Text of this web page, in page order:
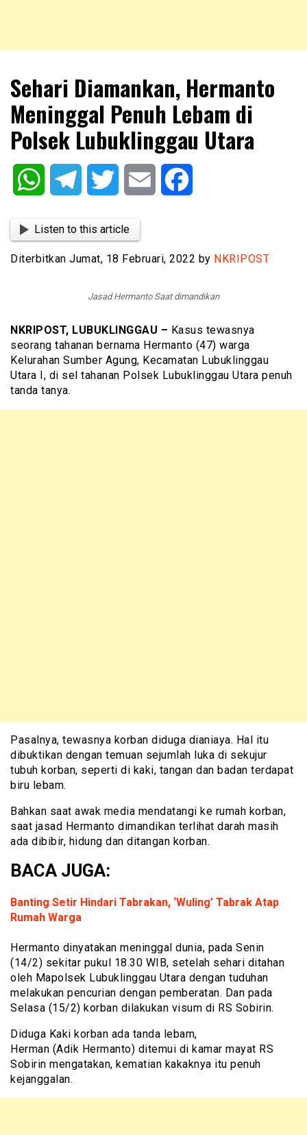
NKRIPOST
Sehari Diamankan, Hermanto
Meninggal Penuh Lebam di
Polsek Lubuklinggau Utara
WhatsAppTelegram Twitter Email
Listen to this article
Diterbitkan Jumat, 18 Februari, 2022 by NKRIPOST
Jasad Hermanto Saat dimandikan
NKRIPOST, LUBUKLINGGAU – Kasus tewasnya
seorang tahanan bernama Hermanto (47) warga
Kelurahan Sumber Agung, Kecamatan Lubuklinggau
Utara I, di sel tahanan Polsek Lubuklinggau Utara penuh
tanda tanya.
Pasalnya, tewasnya korban diduga dianiaya. Hal itu
dibuktikan dengan temuan sejumlah luka di sekujur
tubuh korban, seperti di kaki, tangan dan badan terdapat
biru lebam.
Bahkan saat awak media mendatangi ke rumah korban,
saat jasad Hermanto dimandikan terlihat darah masih
ada dibibir, hidung dan ditangan korban.
BACA JUGA:
Banting Setir Hindari Tabrakan, ‘Wuling’ Tabrak Atap
Rumah Warga
Hermanto dinyatakan meninggal dunia, pada Senin
(14/2) sekitar pukul 18.30 WIB, setelah sehari ditahan
oleh Mapolsek Lubuklinggau Utara dengan tuduhan
melakukan pencurian dengan pemberatan. Dan pada
Selasa (15/2) korban dilakukan visum di RS Sobirin.
Diduga Kaki korban ada tanda lebam,
Herman (Adik Hermanto) ditemui di kamar mayat RS
Sobirin mengatakan, kematian kakaknya itu penuh
kejanggalan.